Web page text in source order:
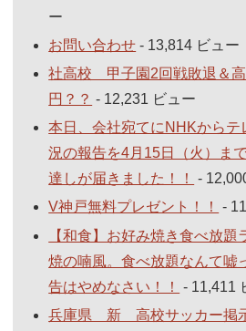
ー
お問い合わせ - 13,814 ビュー
社高校 甲子園2回戦敗退＆
円？？ - 12,231 ビュー
本日、会社宛てにNHKからテ
況の報告を4月15日（火）ま
達しが届きました！！
-
V神戸無料プレゼント！！
-
【和食】お好み焼き食べ放題
焼の喃風。食べ放題なんて嘘
告はやめなさい！！
- 11,411
兵庫県 新 高校サッカー掲